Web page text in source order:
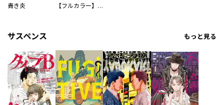
青き炎 【フルカラー】さよなら、私の大好きな１０００人のキミ。
サスペンス もっと見る